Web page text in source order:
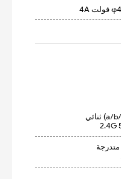
واي فاي 802.11(a/b/g/n/ac) ثنائي